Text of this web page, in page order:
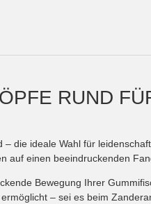
RUND
die ideale Wahl für
auf einen beeindruckenden
Bewegung Ihrer
– sei es beim